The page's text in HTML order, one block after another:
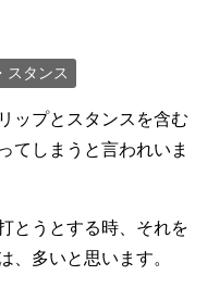
スタンス
ップとスタンスを含む
てしまうと言われいま
とうとする時、それを
、多いと思います。